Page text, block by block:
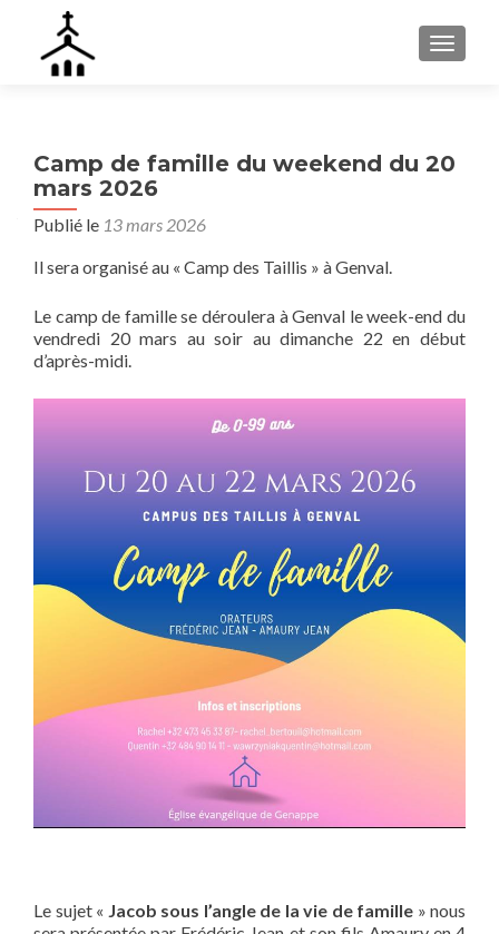
Camp de famille du weekend du 20
mars 2026
Publié le 13 mars 2026
Il sera organisé au « Camp des Taillis » à Genval.
Le camp de famille se déroulera à Genval le week-end du
vendredi 20 mars au soir au dimanche 22 en début
d’après-midi.
Le sujet « Jacob sous l’angle de la vie de famille » nous